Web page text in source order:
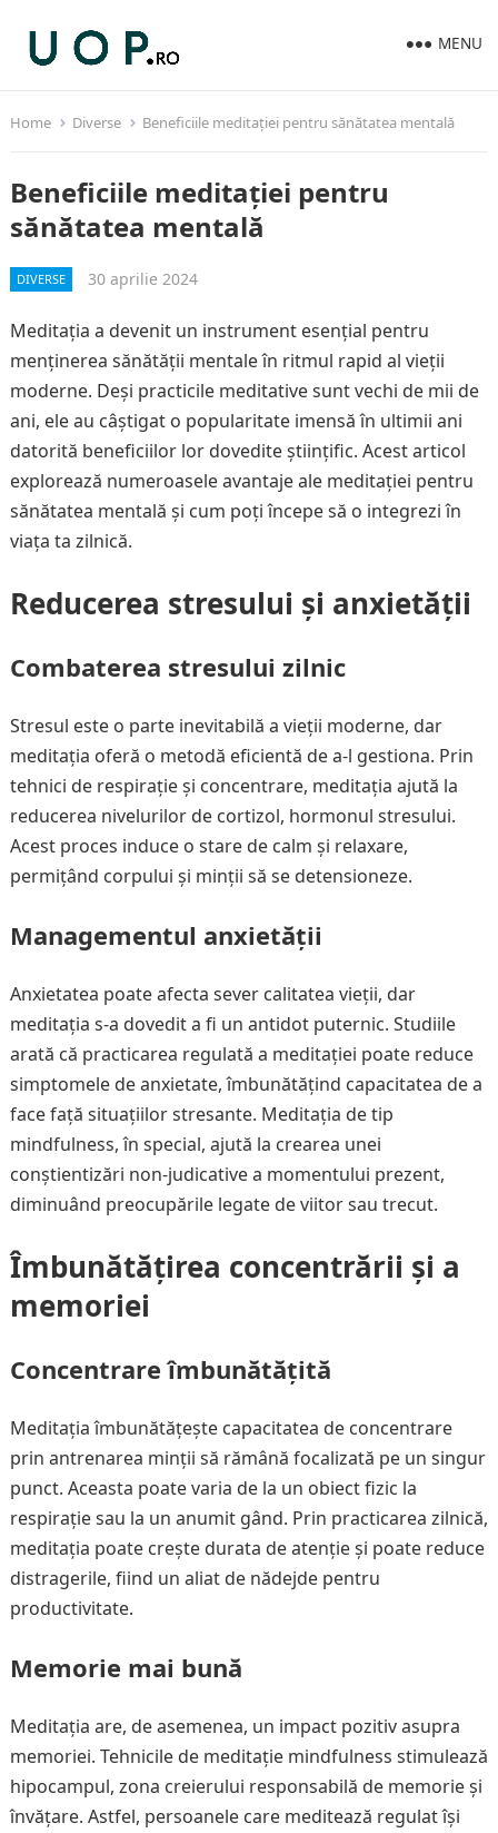
MENU
Home Diverse Beneficiile meditației pentru sănătatea mentală
Beneficiile meditației pentru
sănătatea mentală
DIVERSE 30 aprilie 2024
Meditația a devenit un instrument esențial pentru
menținerea sănătății mentale în ritmul rapid al vieții
moderne. Deși practicile meditative sunt vechi de mii de
ani, ele au câștigat o popularitate imensă în ultimii ani
datorită beneficiilor lor dovedite științific. Acest articol
explorează numeroasele avantaje ale meditației pentru
sănătatea mentală și cum poți începe să o integrezi în
viața ta zilnică.
Reducerea stresului și anxietății
Combaterea stresului zilnic
Stresul este o parte inevitabilă a vieții moderne, dar
meditația oferă o metodă eficientă de a-l gestiona. Prin
tehnici de respirație și concentrare, meditația ajută la
reducerea nivelurilor de cortizol, hormonul stresului.
Acest proces induce o stare de calm și relaxare,
permițând corpului și minții să se detensioneze.
Managementul anxietății
Anxietatea poate afecta sever calitatea vieții, dar
meditația s-a dovedit a fi un antidot puternic. Studiile
arată că practicarea regulată a meditației poate reduce
simptomele de anxietate, îmbunătățind capacitatea de a
face față situațiilor stresante. Meditația de tip
mindfulness, în special, ajută la crearea unei
conștientizări non-judicative a momentului prezent,
diminuând preocupările legate de viitor sau trecut.
Îmbunătățirea concentrării și a
memoriei
Concentrare îmbunătățită
Meditația îmbunătățește capacitatea de concentrare
prin antrenarea minții să rămână focalizată pe un singur
punct. Aceasta poate varia de la un obiect fizic la
respirație sau la un anumit gând. Prin practicarea zilnică,
meditația poate crește durata de atenție și poate reduce
distragerile, fiind un aliat de nădejde pentru
productivitate.
Memorie mai bună
Meditația are, de asemenea, un impact pozitiv asupra
memoriei. Tehnicile de meditație mindfulness stimulează
hipocampul, zona creierului responsabilă de memorie și
învățare. Astfel, persoanele care meditează regulat își